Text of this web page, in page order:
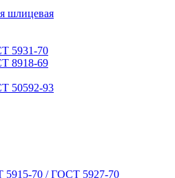
шлицевая
5931-70
8918-69
50592-93
70 / ГОСТ 5927-70